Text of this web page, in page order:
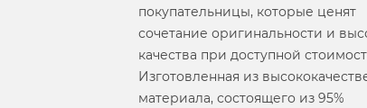
покупательницы, которые ценят
сочетание оригинальности и
качества при доступной
Изготовленная из
материала, состоящего из 95%